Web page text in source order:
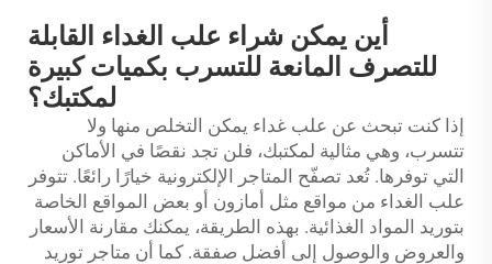
أين يمكن شراء علب الغداء القابلة
للتصرف المانعة للتسرب بكميات كبيرة
لمكتبك؟
إذا كنت تبحث عن علب غداء يمكن التخلص منها ولا
تتسرب، وهي مثالية لمكتبك، فلن تجد نقصًا في الأماكن
التي توفرها. تُعد تصفّح المتاجر الإلكترونية خيارًا رائعًا. تتوفر
علب الغداء من مواقع مثل أمازون أو بعض المواقع الخاصة
بتوريد المواد الغذائية. بهذه الطريقة، يمكنك مقارنة الأسعار
والعروض والوصول إلى أفضل صفقة. كما أن متاجر توريد